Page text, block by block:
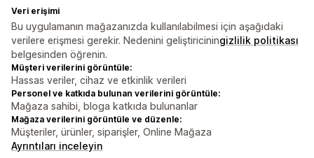
Veri erişimi
Bu uygulamanın mağazanızda kullanılabilmesi için aşağıdaki
verilere erişmesi gerekir. Nedenini geliştiriciningizlilik politikası
belgesinden öğrenin.
Müşteri verilerini görüntüle:
Hassas veriler, cihaz ve etkinlik verileri
Personel ve katkıda bulunan verilerini görüntüle:
Mağaza sahibi, bloga katkıda bulunanlar
Mağaza verilerini görüntüle ve düzenle:
Müşteriler, ürünler, siparişler, Online Mağaza
Ayrıntıları inceleyin